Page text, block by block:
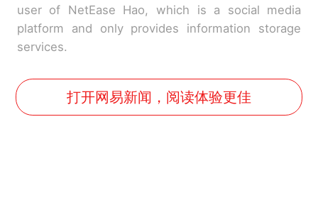
user of NetEase Hao, which is a social media
platform and only provides information storage
services.
打开网易新闻，阅读体验更佳